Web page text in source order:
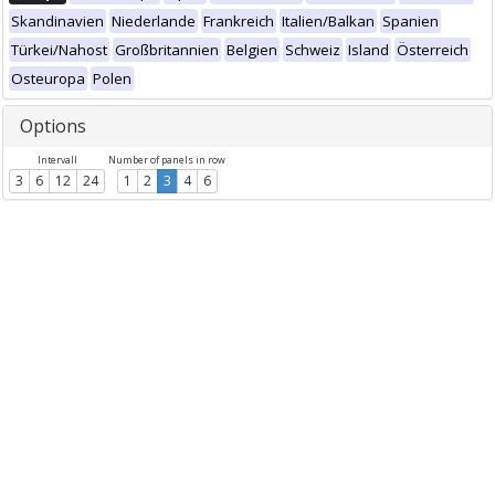
Skandinavien Niederlande Frankreich Italien/Balkan Spanien
Türkei/Nahost Großbritannien Belgien Schweiz Island Österreich
Osteuropa Polen
Options
Intervall
3 6 12 24
Number of panels in row
1 2 3 4 6